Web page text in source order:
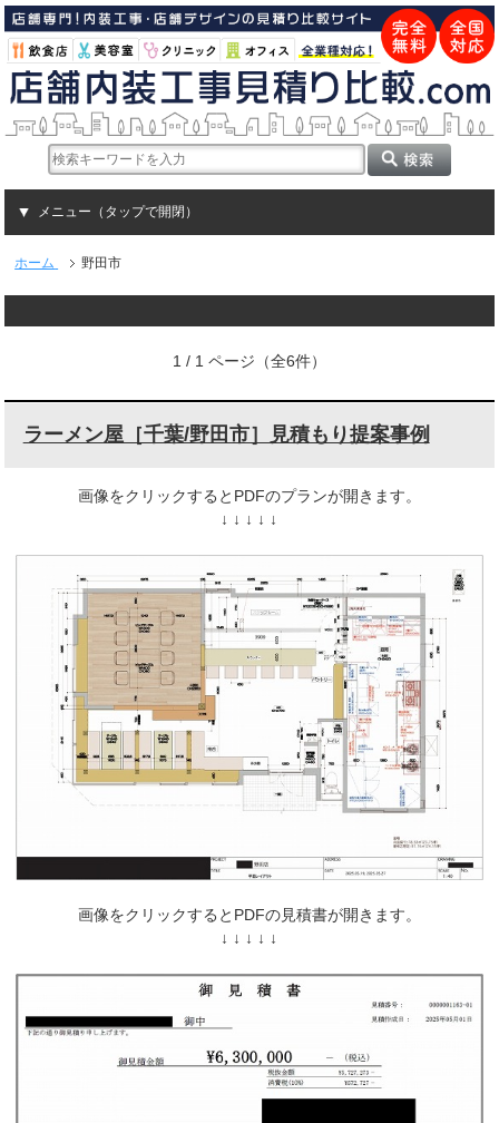
メニュー（タップで開閉）
ホーム 野田市
1 / 1 ページ（全6件）
ラーメン屋［千葉/野田市］見積もり提案事例
画像をクリックするとPDFのプランが開きます。
↓ ↓ ↓ ↓ ↓
画像をクリックするとPDFの見積書が開きます。
↓ ↓ ↓ ↓ ↓